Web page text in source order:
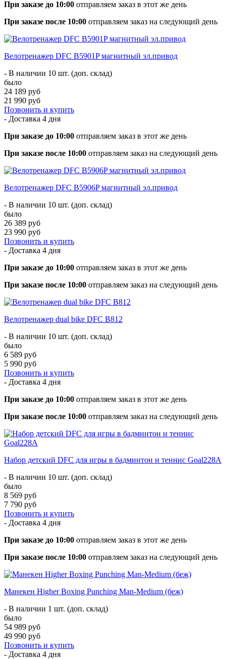
При заказе до 10:00 отправляем заказ в этот же день
При заказе после 10:00 отправляем заказ на следующий день
Велотренажер DFC B5901P магнитный эл.привод
- В наличии 10 шт. (доп. склад)
было
24 189 руб
21 990 руб
Позвонить и купить
- Доставка 4 дня
При заказе до 10:00 отправляем заказ в этот же день
При заказе после 10:00 отправляем заказ на следующий день
Велотренажер DFC B5906P магнитный эл.привод
- В наличии 10 шт. (доп. склад)
было
26 389 руб
23 990 руб
Позвонить и купить
- Доставка 4 дня
При заказе до 10:00 отправляем заказ в этот же день
При заказе после 10:00 отправляем заказ на следующий день
Велотренажер dual bike DFC B812
- В наличии 10 шт. (доп. склад)
было
6 589 руб
5 990 руб
Позвонить и купить
- Доставка 4 дня
При заказе до 10:00 отправляем заказ в этот же день
При заказе после 10:00 отправляем заказ на следующий день
Набор детский DFC для игры в бадминтон и теннис Goal228A
- В наличии 10 шт. (доп. склад)
было
8 569 руб
7 790 руб
Позвонить и купить
- Доставка 4 дня
При заказе до 10:00 отправляем заказ в этот же день
При заказе после 10:00 отправляем заказ на следующий день
Манекен Higher Boxing Punching Man-Medium (беж)
- В наличии 1 шт. (доп. склад)
было
54 989 руб
49 990 руб
Позвонить и купить
- Доставка 4 дня